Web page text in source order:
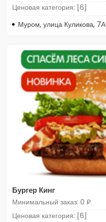
Ценовая категория: [6]
Муром, улица Куликова, 7А
Бургер Кинг
Минимальный заказ: 0 ₽
Ценовая категория: [6]